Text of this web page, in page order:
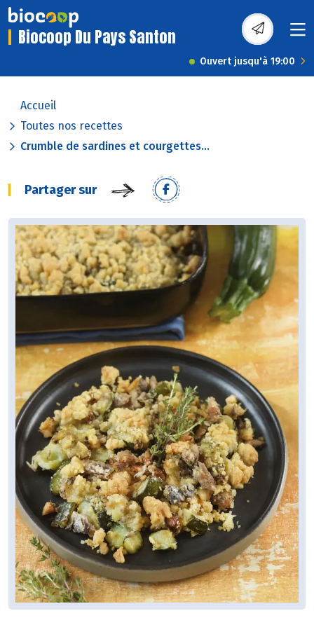
Biocoop Du Pays Santon
Ouvert jusqu'à 19:00
Accueil
Toutes nos recettes
Crumble de sardines et courgettes...
Partager sur